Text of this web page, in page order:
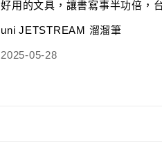
好用的文具，讓書寫事半功倍，
uni JETSTREAM 溜溜筆
2025-05-28